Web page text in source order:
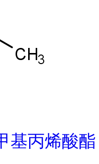
基丙烯酸酯